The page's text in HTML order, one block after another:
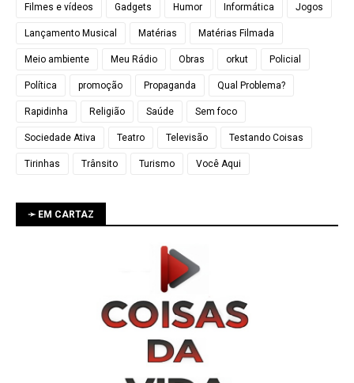
Filmes e vídeos Gadgets Humor Informática Jogos
Lançamento Musical Matérias Matérias Filmada
Meio ambiente Meu Rádio Obras orkut Policial
Política promoção Propaganda Qual Problema?
Rapidinha Religião Saúde Sem foco
Sociedade Ativa Teatro Televisão Testando Coisas
Tirinhas Trânsito Turismo Você Aqui
➛ EM CARTAZ